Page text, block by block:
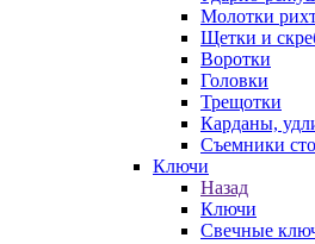
Молотки
Щетки и
Воротки
Головки
Трещотки
Карданы,
Съемники
Ключи
Назад
Ключи
Свечные